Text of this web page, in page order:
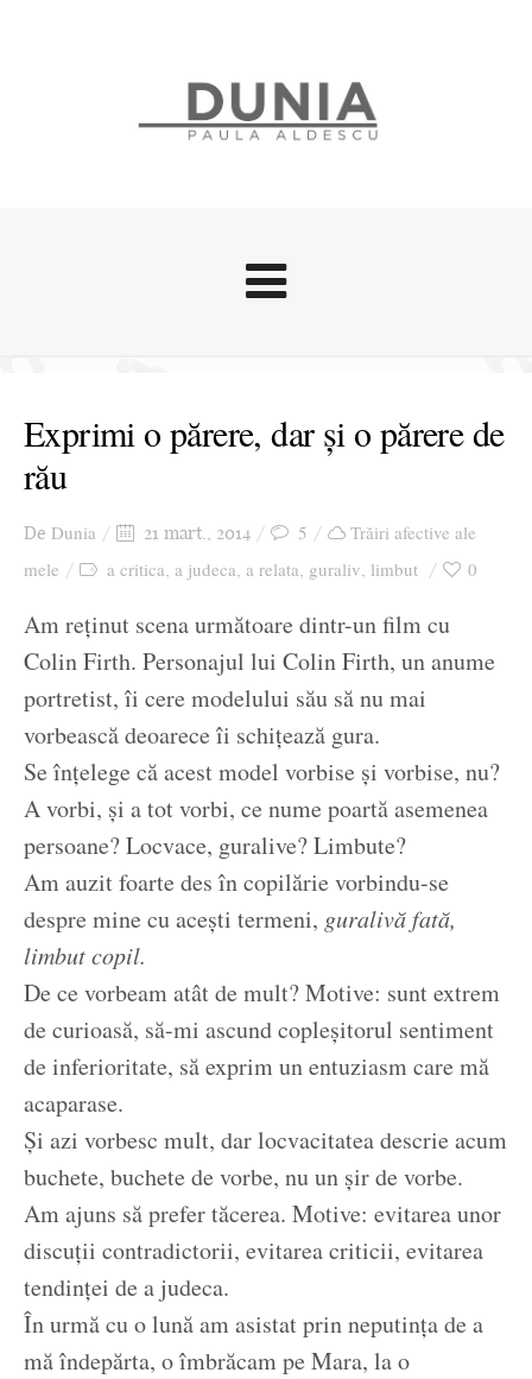
Stari afective
Zice Dunia
Cursuri povestite
Ziua culorii
Exprimi o părere, dar și o părere de
rău
De Dunia 21 mart., 2014 5
Trăiri afective ale
mele
a critica, a judeca, a relata, guraliv, limbut 0
Am reținut scena următoare dintr-un film cu
Colin Firth. Personajul lui Colin Firth, un anume
portretist, îi cere modelului său să nu mai
vorbească deoarece îi schițează gura.
Se înțelege că acest model vorbise și vorbise, nu?
A vorbi, și a tot vorbi, ce nume poartă asemenea
persoane? Locvace, guralive? Limbute?
Am auzit foarte des în copilărie vorbindu-se
despre mine cu acești termeni, guralivă fată,
limbut copil.
De ce vorbeam atât de mult? Motive: sunt extrem
de curioasă, să-mi ascund copleșitorul sentiment
de inferioritate, să exprim un entuziasm care mă
acaparase.
Și azi vorbesc mult, dar locvacitatea descrie acum
buchete, buchete de vorbe, nu un șir de vorbe.
Am ajuns să prefer tăcerea. Motive: evitarea unor
discuții contradictorii, evitarea criticii, evitarea
tendinței de a judeca.
În urmă cu o lună am asistat prin neputința de a
mă îndepărta, o îmbrăcam pe Mara, la o